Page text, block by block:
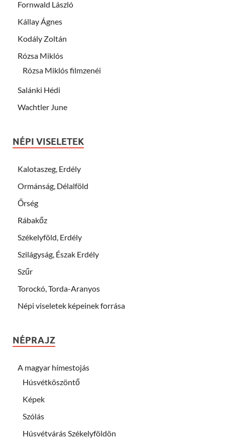
Fornwald László
Kállay Ágnes
Kodály Zoltán
Rózsa Miklós
Rózsa Miklós filmzenéi
Salánki Hédi
Wachtler June
NÉPI VISELETEK
Kalotaszeg, Erdély
Ormánság, Délalföld
Őrség
Rábakőz
Székelyföld, Erdély
Szilágyság, Észak Erdély
Szűr
Torockó, Torda-Aranyos
Népi viseletek képeinek forrása
NÉPRAJZ
A magyar hímestojás
Húsvétköszöntő
Képek
Szólás
Húsvétvárás Székelyföldön